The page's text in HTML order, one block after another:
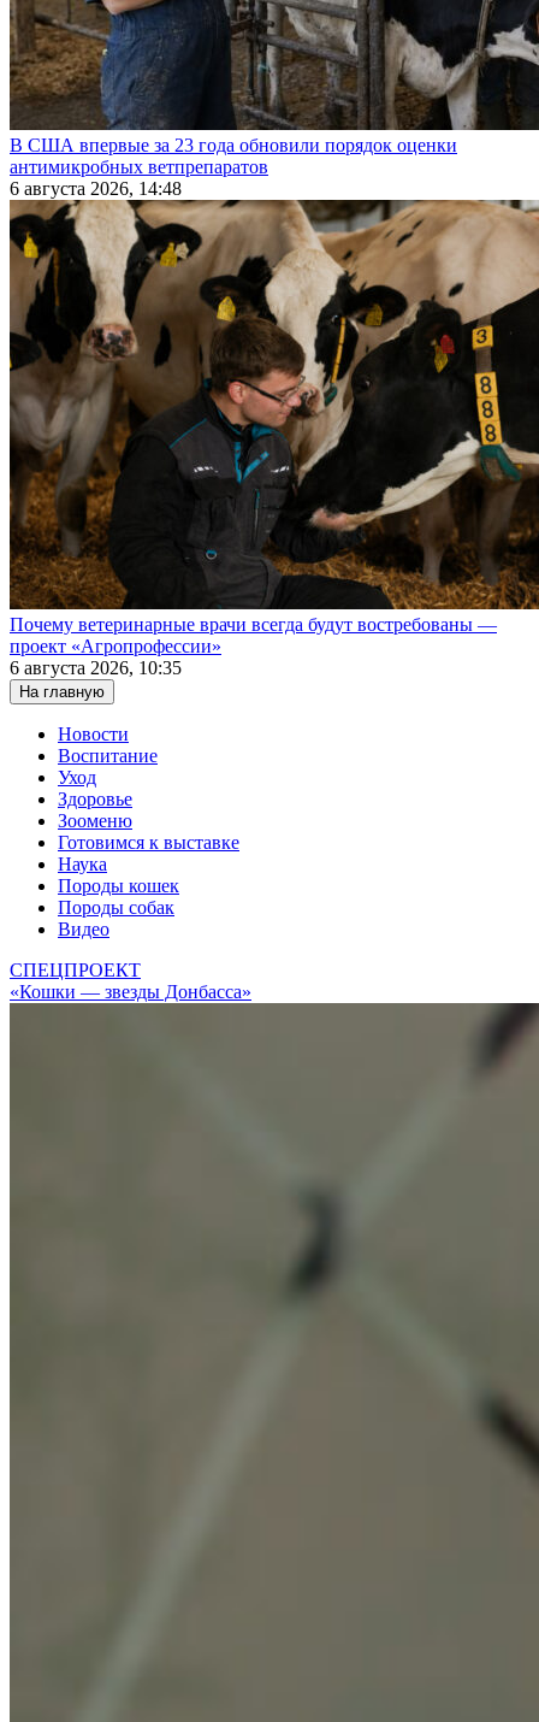
В США впервые за 23 года обновили порядок оценки
антимикробных ветпрепаратов
6 августа 2026, 14:48
Почему ветеринарные врачи всегда будут востребованы —
проект «Агропрофессии»
6 августа 2026, 10:35
На главную
Новости
Воспитание
Уход
Здоровье
Зооменю
Готовимся к выставке
Наука
Породы кошек
Породы собак
Видео
СПЕЦПРОЕКТ
«Кошки — звезды Донбасса»